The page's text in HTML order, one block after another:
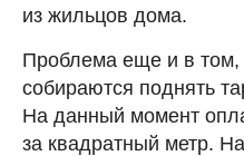
из жильцов дома.
Проблема еще и в том,
собираются поднять
На данный момент
за квадратный метр.